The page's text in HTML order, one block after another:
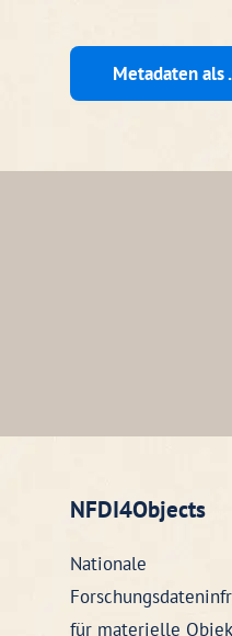
Metadaten
NFDI4Objects
Nationale
für materielle